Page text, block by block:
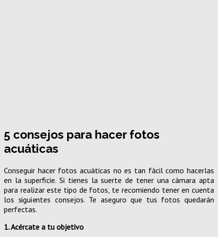
5 consejos para hacer fotos
acuáticas
Conseguir hacer fotos acuáticas no es tan fácil como hacerlas
en la superficie. Si tienes la suerte de tener una cámara apta
para realizar este tipo de fotos, te recomiendo tener en cuenta
los siguientes consejos. Te aseguro que tus fotos quedarán
perfectas.
1. Acércate a tu objetivo